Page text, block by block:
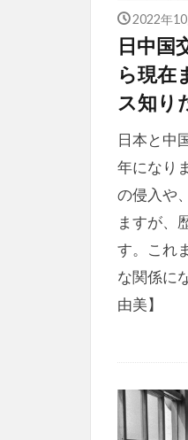
2022年
日中国
ら現在
ス知り
日本と中
年になり
の侵入や
ますが、
す。これ
な関係に
由美】